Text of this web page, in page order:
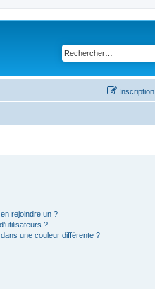
Inscription
rejoindre un ?
?
une couleur différente ?